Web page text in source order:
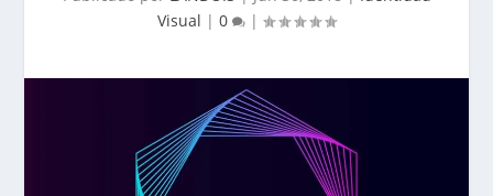
Visual | 0 |